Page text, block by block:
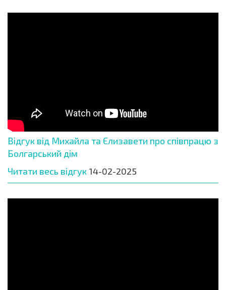
Відгук від Михайла та Єлизавети про співпрацю з
Болгарський дім
Читати весь відгук 14-02-2025